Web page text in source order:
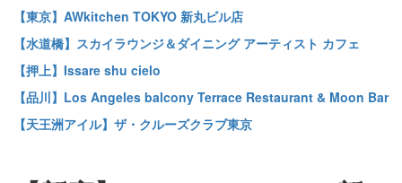
【東京】AWkitchen TOKYO 新丸ビル店
【水道橋】スカイラウンジ＆ダイニング アーティスト カフェ
【押上】Issare shu cielo
【品川】Los Angeles balcony Terrace Restaurant & Moon Bar
【天王洲アイル】ザ・クルーズクラブ東京